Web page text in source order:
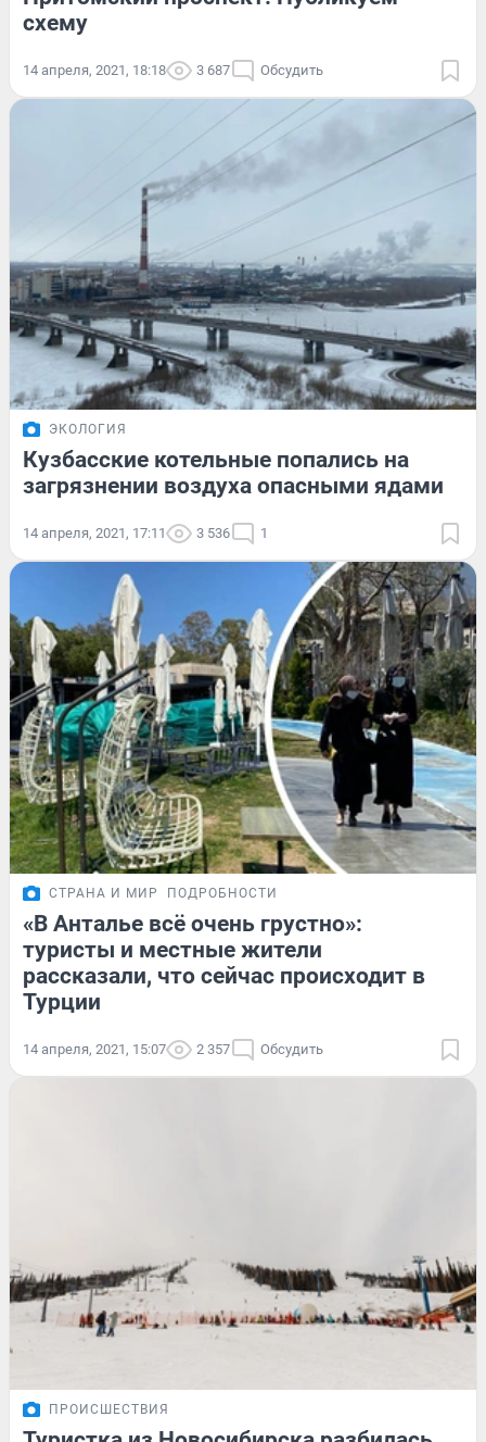
схему
14 апреля, 2021, 18:18 3 687 Обсудить
ЭКОЛОГИЯ
Кузбасские котельные попались на
загрязнении воздуха опасными ядами
14 апреля, 2021, 17:11 3 536 1
СТРАНА И МИР ПОДРОБНОСТИ
«В Анталье всё очень грустно»:
туристы и местные жители
рассказали, что сейчас происходит в
Турции
14 апреля, 2021, 15:07 2 357 Обсудить
ПРОИСШЕСТВИЯ